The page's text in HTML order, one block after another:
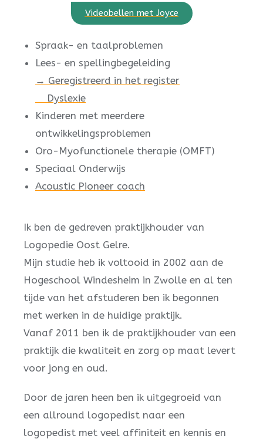
Videobellen met Joyce
Spraak- en taalproblemen
Lees- en spellingbegeleiding
→ Geregistreerd in het register
Dyslexie
Kinderen met meerdere
ontwikkelingsproblemen
Oro-Myofunctionele therapie (OMFT)
Speciaal Onderwijs
Acoustic Pioneer coach
Ik ben de gedreven praktijkhouder van
Logopedie Oost Gelre.
Mijn studie heb ik voltooid in 2002 aan de
Hogeschool Windesheim in Zwolle en al ten
tijde van het afstuderen ben ik begonnen
met werken in de huidige praktijk.
Vanaf 2011 ben ik de praktijkhouder van een
praktijk die kwaliteit en zorg op maat levert
voor jong en oud.
Door de jaren heen ben ik uitgegroeid van
een allround logopedist naar een
logopedist met veel affiniteit en kennis en